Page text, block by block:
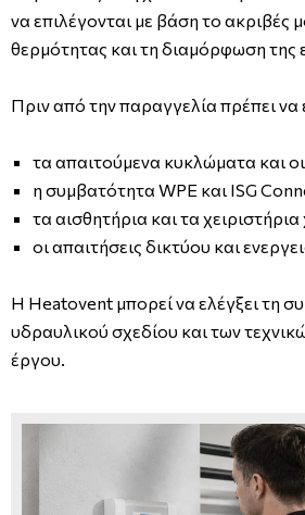
να επιλέγονται με βάση το ακριβές
θερμότητας και τη διαμόρφωση της
Πριν από την παραγγελία πρέπει να
τα απαιτούμενα κυκλώματα και
η συμβατότητα WPE και ISG
τα αισθητήρια και τα
οι απαιτήσεις δικτύου και
Η Heatovent μπορεί να ελέγξει τη
υδραυλικού σχεδίου και των
έργου.